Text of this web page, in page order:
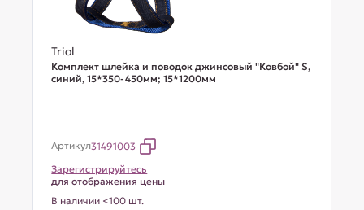
Triol
Комплект шлейка и поводок джинсовый "Ковбой" S,
синий, 15*350-450мм; 15*1200мм
Артикул31491003
Зарегистрируйтесь
для отображения цены
В наличии <100 шт.